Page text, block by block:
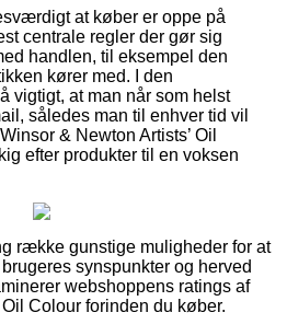
at køber er oppe på
centrale regler der gør sig
handlen, til eksempel den
kører med. I den
vigtigt, at man når som helst
således man til enhver tid vil
& Newton Artists’ Oil
efter produkter til en voksen
række gunstige muligheder for at
synspunkter og herved
webshoppens ratings af
Colour forinden du køber.